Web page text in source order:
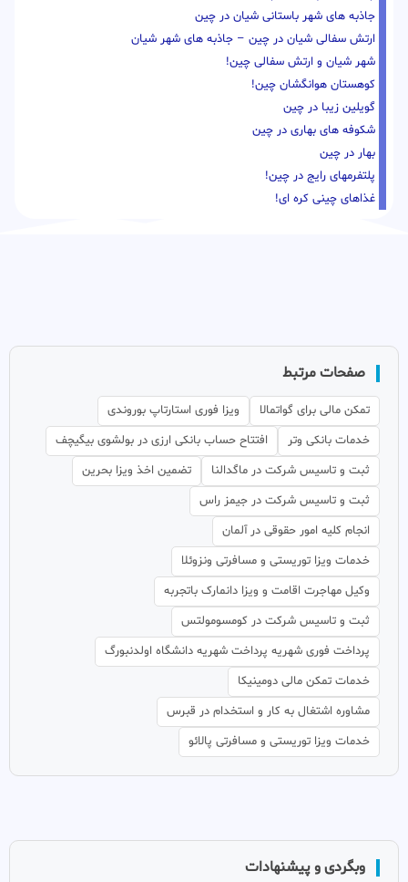
جاذبه های شهر باستانی شیان در چین
ارتش سفالی شیان در چین – جاذبه های شهر شیان
شهر شیان و ارتش سفالی چین!
کوهستان هوانگشان چین!
گویلین زیبا در چین
شکوفه های بهاری در چین
بهار در چین
پلتفرمهای رایج در چین!
غذاهای چینی کره ای!
صفحات مرتبط
تمکن مالی برای گواتمالا
ویزا فوری استارتاپ بوروندی
خدمات بانکی وتر
افتتاح حساب بانکی ارزی در بولشوی بیگیچف
ثبت و تاسیس شرکت در ماگدالنا
تضمین اخذ ویزا بحرین
ثبت و تاسیس شرکت در جیمز راس
انجام کلیه امور حقوقی در آلمان
خدمات ویزا توریستی و مسافرتی ونزوئلا
وکیل مهاجرت اقامت و ویزا دانمارک باتجربه
ثبت و تاسیس شرکت در کومسومولتس
پرداخت فوری شهریه پرداخت شهریه دانشگاه اولدنبورگ
خدمات تمکن مالی دومینیکا
مشاوره اشتغال به کار و استخدام در قبرس
خدمات ویزا توریستی و مسافرتی پالائو
وبگردی و پیشنهادات